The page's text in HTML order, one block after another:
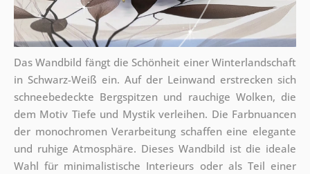
Das Wandbild fängt die Schönheit einer Winterlandschaft
in Schwarz-Weiß ein. Auf der Leinwand erstrecken sich
schneebedeckte Bergspitzen und rauchige Wolken, die
dem Motiv Tiefe und Mystik verleihen. Die Farbnuancen
der monochromen Verarbeitung schaffen eine elegante
und ruhige Atmosphäre. Dieses Wandbild ist die ideale
Wahl für minimalistische Interieurs oder als Teil einer